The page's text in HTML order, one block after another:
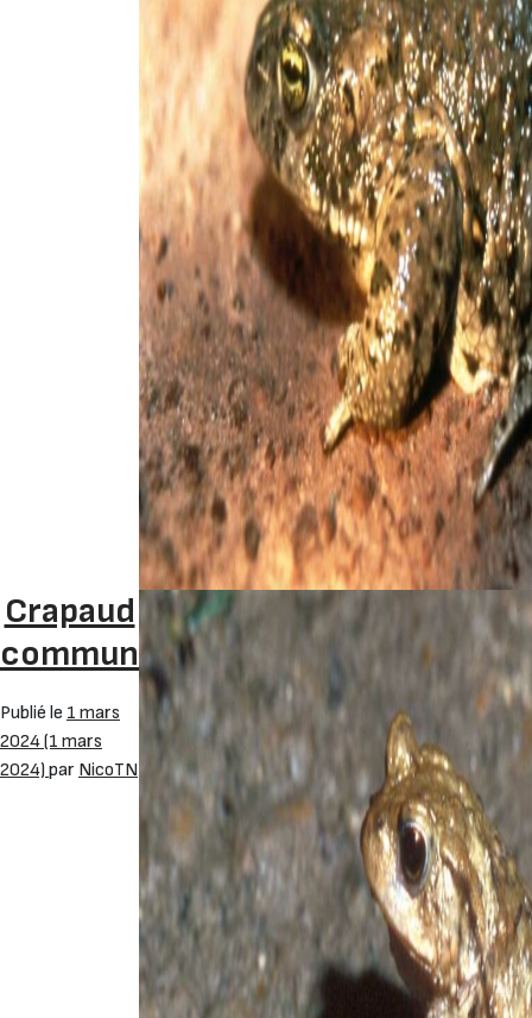
Crapaud
commun
Publié le 1 mars
2024(1 mars
2024) par NicoTN